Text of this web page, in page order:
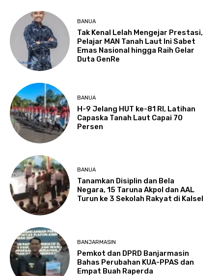
BANUA
Tak Kenal Lelah Mengejar Prestasi,
Pelajar MAN Tanah Laut Ini Sabet
Emas Nasional hingga Raih Gelar
Duta GenRe
BANUA
H-9 Jelang HUT ke-81 RI, Latihan
Capaska Tanah Laut Capai 70
Persen
BANUA
Tanamkan Disiplin dan Bela
Negara, 15 Taruna Akpol dan AAL
Turun ke 3 Sekolah Rakyat di Kalsel
BANJARMASIN
Pemkot dan DPRD Banjarmasin
Bahas Perubahan KUA-PPAS dan
Empat Buah Raperda